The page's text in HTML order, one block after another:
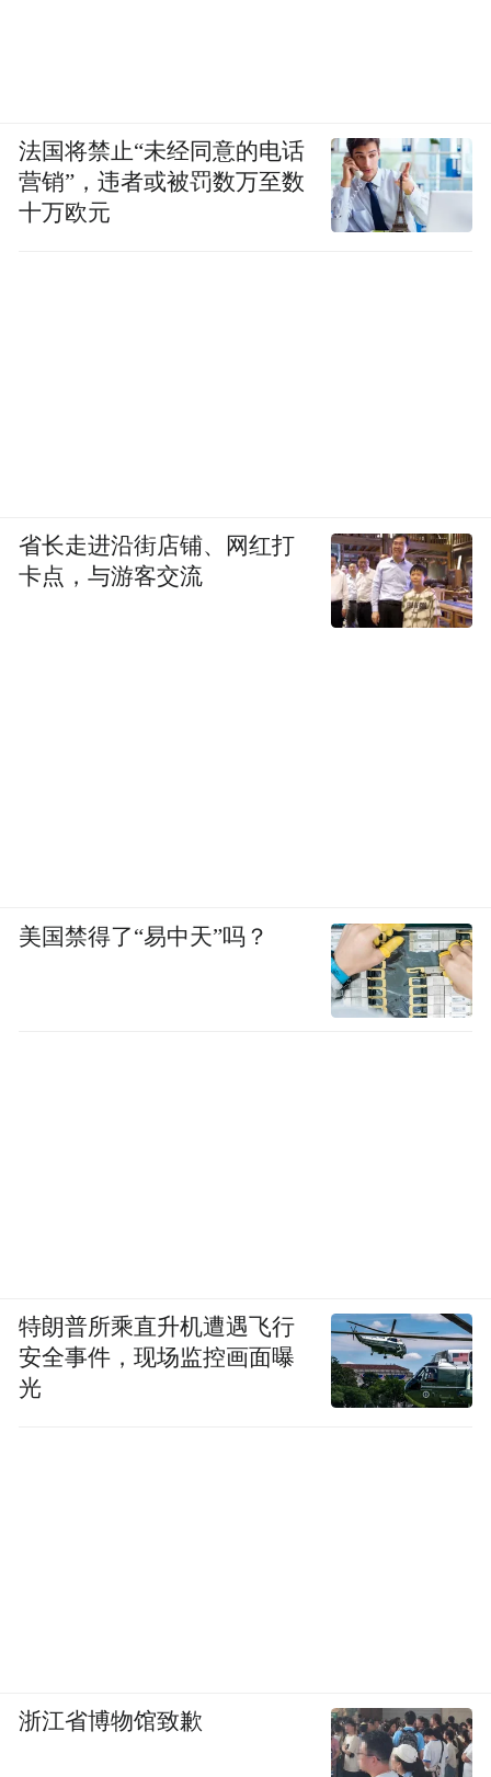
法国将禁止“未经同意的电话
营销”，违者或被罚数万至数
十万欧元
省长走进沿街店铺、网红打
卡点，与游客交流
美国禁得了“易中天”吗？
特朗普所乘直升机遭遇飞行
安全事件，现场监控画面曝
光
浙江省博物馆致歉